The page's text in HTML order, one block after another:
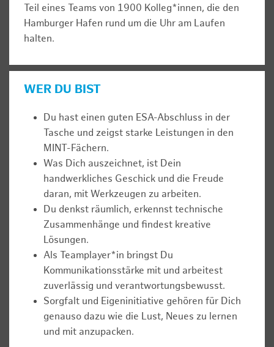
Teil eines Teams von 1900 Kolleg*innen, die den
Hamburger Hafen rund um die Uhr am Laufen
halten.
WER DU BIST
Du hast einen guten ESA-Abschluss in der
Tasche und zeigst starke Leistungen in den
MINT-Fächern.
Was Dich auszeichnet, ist Dein
handwerkliches Geschick und die Freude
daran, mit Werkzeugen zu arbeiten.
Du denkst räumlich, erkennst technische
Zusammenhänge und findest kreative
Lösungen.
Als Teamplayer*in bringst Du
Kommunikationsstärke mit und arbeitest
zuverlässig und verantwortungsbewusst.
Sorgfalt und Eigeninitiative gehören für Dich
genauso dazu wie die Lust, Neues zu lernen
und mit anzupacken.